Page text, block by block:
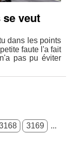
veut
dans les points
faute l'a fait
pas pu éviter
3169
...